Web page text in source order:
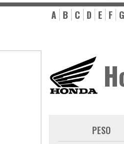
A B C D E F G
PESO